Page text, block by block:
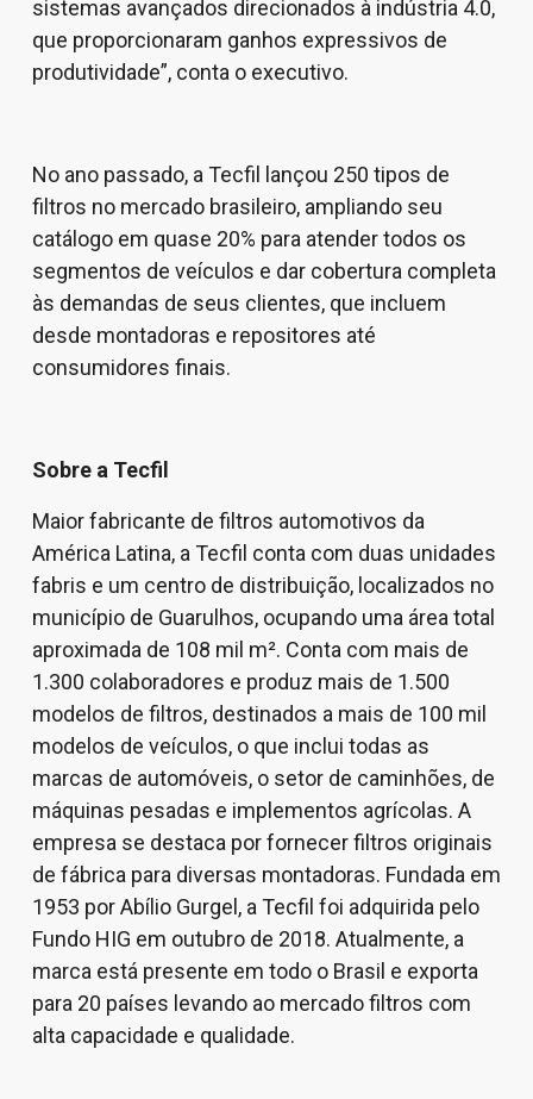
sistemas avançados direcionados à indústria 4.0,
que proporcionaram ganhos expressivos de
produtividade”, conta o executivo.
No ano passado, a Tecfil lançou 250 tipos de
filtros no mercado brasileiro, ampliando seu
catálogo em quase 20% para atender todos os
segmentos de veículos e dar cobertura completa
às demandas de seus clientes, que incluem
desde montadoras e repositores até
consumidores finais.
Sobre a Tecfil
Maior fabricante de filtros automotivos da
América Latina, a Tecfil conta com duas unidades
fabris e um centro de distribuição, localizados no
município de Guarulhos, ocupando uma área total
aproximada de 108 mil m². Conta com mais de
1.300 colaboradores e produz mais de 1.500
modelos de filtros, destinados a mais de 100 mil
modelos de veículos, o que inclui todas as
marcas de automóveis, o setor de caminhões, de
máquinas pesadas e implementos agrícolas. A
empresa se destaca por fornecer filtros originais
de fábrica para diversas montadoras. Fundada em
1953 por Abílio Gurgel, a Tecfil foi adquirida pelo
Fundo HIG em outubro de 2018. Atualmente, a
marca está presente em todo o Brasil e exporta
para 20 países levando ao mercado filtros com
alta capacidade e qualidade.